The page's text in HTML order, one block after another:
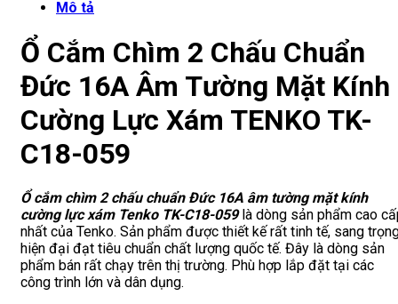
Mô tả
Ổ Cắm Chìm 2 Chấu Chuẩn
Đức 16A Âm Tường Mặt Kính
Cường Lực Xám TENKO TK-
C18-059
Ổ cắm chìm 2 chấu chuẩn Đức 16A âm tường mặt kính
cường lực xám Tenko TK-C18-059là dòng sản phẩm cao
nhất của Tenko. Sản phẩm được thiết kế rất tinh tế, sang
hiện đại đạt tiêu chuẩn chất lượng quốc tế. Đây là dòng sản
phẩm bán rất chạy trên thị trường. Phù hợp lắp đặt tại các
công trình lớn và dân dụng.